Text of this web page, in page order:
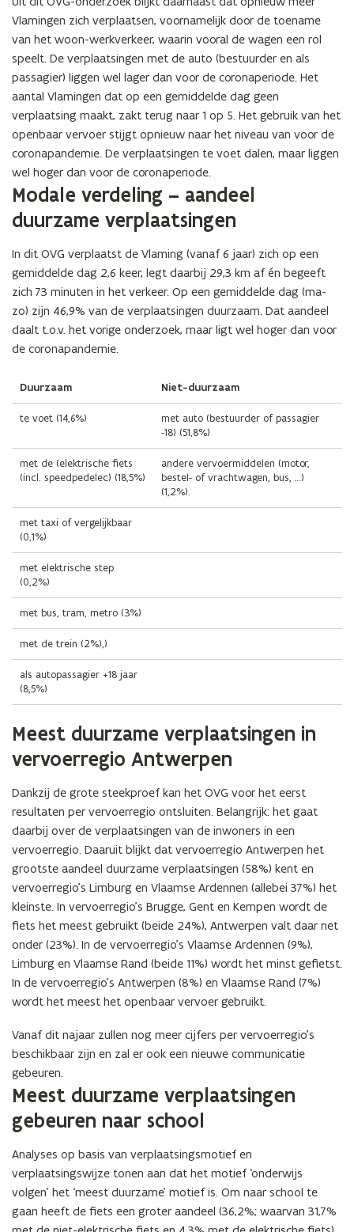
Vlamingen zich verplaatsen, voornamelijk door de toename
van het woon-werkverkeer, waarin vooral de wagen een rol
speelt. De verplaatsingen met de auto (bestuurder en als
passagier) liggen wel lager dan voor de coronaperiode. Het
aantal Vlamingen dat op een gemiddelde dag geen
verplaatsing maakt, zakt terug naar 1 op 5. Het gebruik van het
openbaar vervoer stijgt opnieuw naar het niveau van voor de
coronapandemie. De verplaatsingen te voet dalen, maar liggen
wel hoger dan voor de coronaperiode.
Modale verdeling – aandeel
duurzame verplaatsingen
In dit OVG verplaatst de Vlaming (vanaf 6 jaar) zich op een
gemiddelde dag 2,6 keer, legt daarbij 29,3 km af én begeeft
zich 73 minuten in het verkeer. Op een gemiddelde dag (ma-
zo) zijn 46,9% van de verplaatsingen duurzaam. Dat aandeel
daalt t.o.v. het vorige onderzoek, maar ligt wel hoger dan voor
de coronapandemie.
Duurzaam Niet-duurzaam
te voet (14,6%)
met auto (bestuurder of passagier
-18) (51,8%)
met de (elektrische fiets
(incl. speedpedelec) (18,5%)
andere vervoermiddelen (motor,
bestel- of vrachtwagen, bus, …)
(1,2%).
met taxi of vergelijkbaar
(0,1%)
met elektrische step
(0,2%)
met bus, tram, metro (3%)
met de trein (2%),)
als autopassagier +18 jaar
(8,5%)
Meest duurzame verplaatsingen in
vervoerregio Antwerpen
Dankzij de grote steekproef kan het OVG voor het eerst
resultaten per vervoerregio ontsluiten. Belangrijk: het gaat
daarbij over de verplaatsingen van de inwoners in een
vervoerregio. Daaruit blijkt dat vervoerregio Antwerpen het
grootste aandeel duurzame verplaatsingen (58%) kent en
vervoerregio’s Limburg en Vlaamse Ardennen (allebei 37%) het
kleinste. In vervoerregio’s Brugge, Gent en Kempen wordt de
fiets het meest gebruikt (beide 24%), Antwerpen valt daar net
onder (23%). In de vervoerregio’s Vlaamse Ardennen (9%),
Limburg en Vlaamse Rand (beide 11%) wordt het minst gefietst.
In de vervoerregio’s Antwerpen (8%) en Vlaamse Rand (7%)
wordt het meest het openbaar vervoer gebruikt.
Vanaf dit najaar zullen nog meer cijfers per vervoerregio’s
beschikbaar zijn en zal er ook een nieuwe communicatie
gebeuren.
Meest duurzame verplaatsingen
gebeuren naar school
Analyses op basis van verplaatsingsmotief en
verplaatsingswijze tonen aan dat het motief ‘onderwijs
volgen’ het ‘meest duurzame’ motief is. Om naar school te
gaan heeft de fiets een groter aandeel (36,2%; waarvan 31,7%